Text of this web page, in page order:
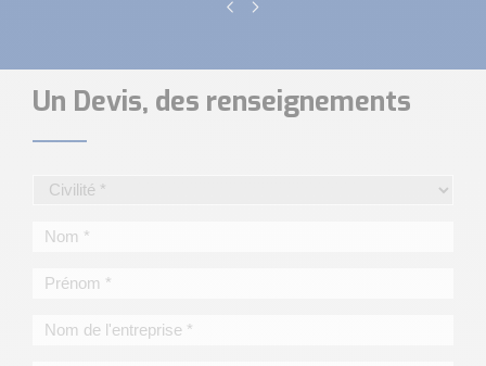
Un Devis, des renseignements